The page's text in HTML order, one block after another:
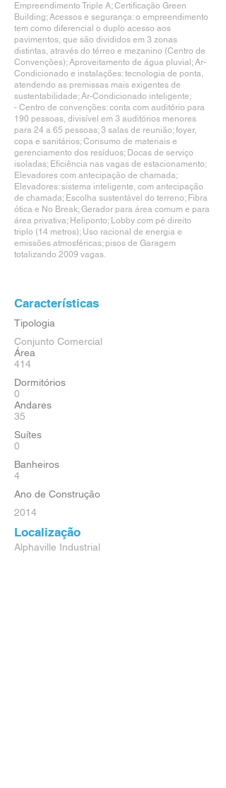
Empreendimento Triple A; Certificação Green
Building; Acessos e segurança: o empreendimento
tem como diferencial o duplo acesso aos
pavimentos, que são divididos em 3 zonas
distintas, através do térreo e mezanino (Centro de
Convenções); Aproveitamento de água pluvial; Ar-
Condicionado e instalações: tecnologia de ponta,
atendendo as premissas mais exigentes de
sustentabilidade; Ar-Condicionado inteligente;
- Centro de convenções: conta com auditório para
190 pessoas, divisível em 3 auditórios menores
para 24 a 65 pessoas; 3 salas de reunião; foyer,
copa e sanitários; Consumo de materiais e
gerenciamento dos resíduos; Docas de serviço
isoladas; Eficiência nas vagas de estacionamento;
Elevadores com antecipação de chamada;
Elevadores: sistema inteligente, com antecipação
de chamada; Escolha sustentável do terreno; Fibra
ótica e No Break; Gerador para área comum e para
área privativa; Heliponto; Lobby com pé direito
triplo (14 metros); Uso racional de energia e
emissões atmosféricas; pisos de Garagem
totalizando 2009 vagas.
Características
Tipologia
Conjunto Comercial
Área
414
Dormitórios
0
Andares
35
Suítes
0
Banheiros
4
Ano de Construção
2014
Localização
Alphaville Industrial